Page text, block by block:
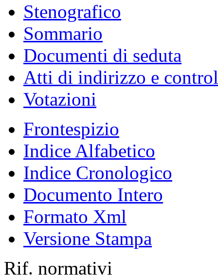
Stenografico
Sommario
Documenti di seduta
Atti di indirizzo e
Votazioni
Frontespizio
Indice Alfabetico
Indice Cronologico
Documento Intero
Formato Xml
Versione Stampa
Rif. normativi